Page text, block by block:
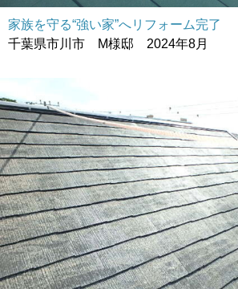
家族を守る“強い家”へリフォーム完了
千葉県市川市 M様邸 2024年8月